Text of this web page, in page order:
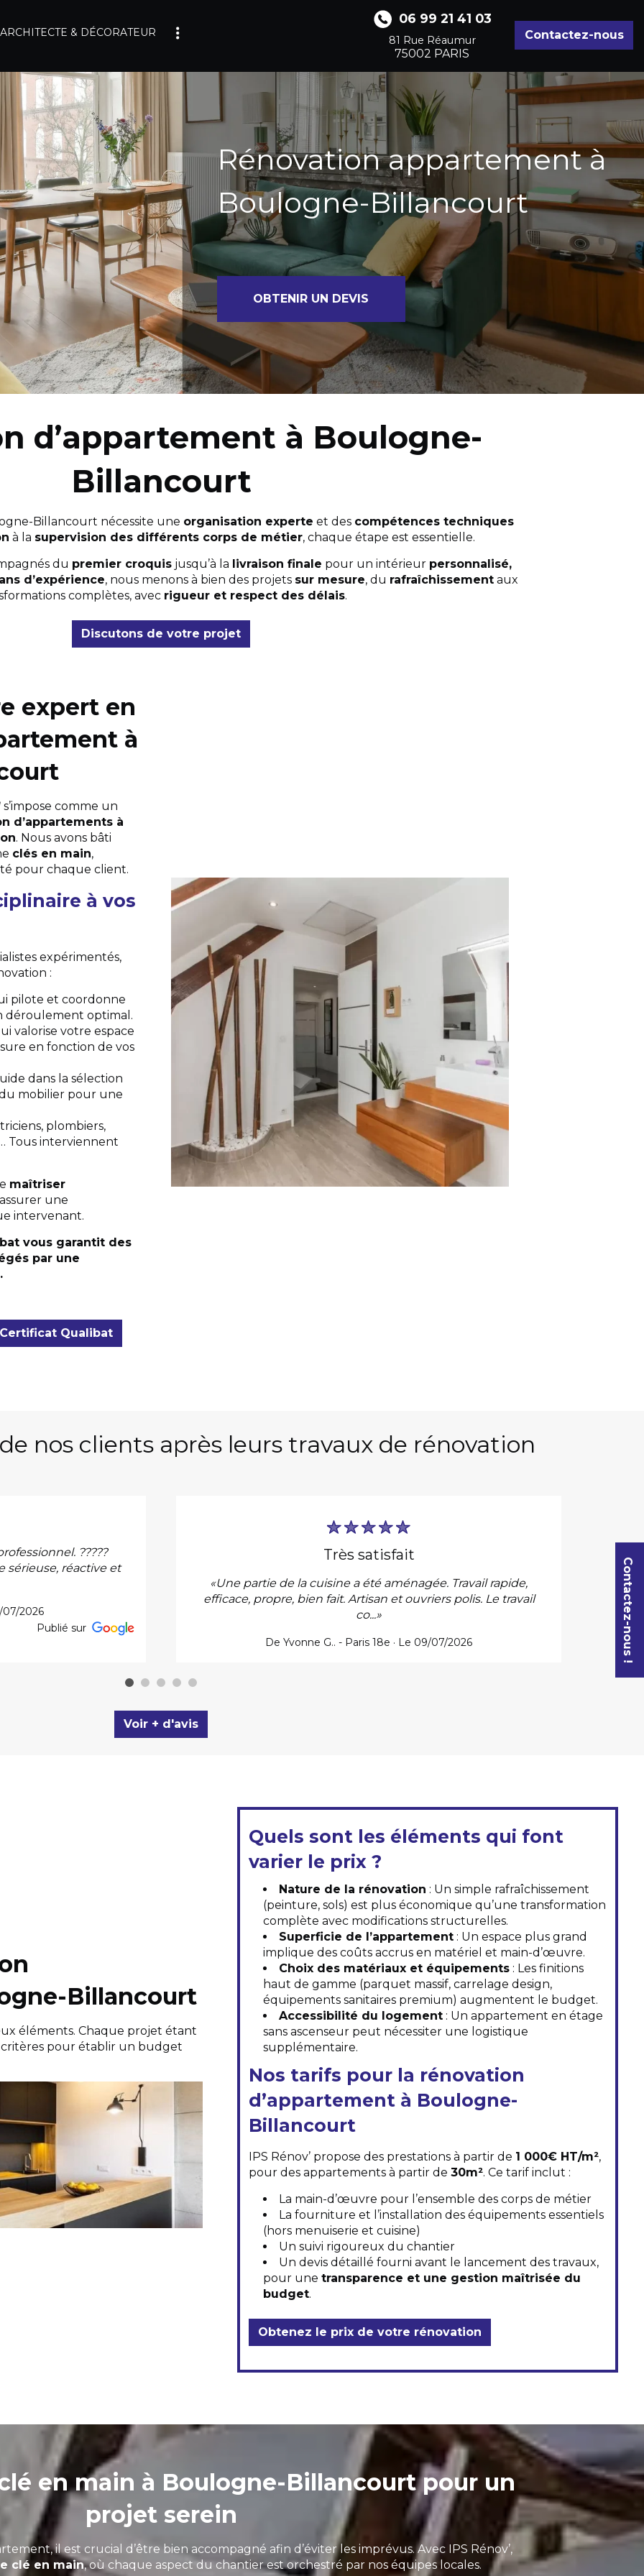
Contactez-nous
81 Rue Réaumur
75002 PARIS
06 99 21 41 03
ARCHITECTE & DÉCORATEUR
Rénovation appartement à
Boulogne-Billancourt
OBTENIR UN DEVIS
d’appartement à Boulogne-
Billancourt
Billancourt nécessite une organisation experte et des compétences techniques
à la supervision des différents corps de métier, chaque étape est essentielle.
du premier croquisjusqu’à la livraison finale pour un intérieur personnalisé,
d’expérience, nous menons à bien des projets sur mesure, du rafraîchissement aux
complètes, avec rigueur et respect des délais.
Discutons de votre projet
expert en
à
s’impose comme un
d’appartements à
. Nous avons bâti
clés en main,
pour chaque client.
à vos
expérimentés,
:
pilote et coordonne
déroulement optimal.
valorise votre espace
en fonction de vos
dans la sélection
mobilier pour une
plombiers,
Tous interviennent
maîtriser
une
intervenant.
vous garantit des
par une
Certificat Qualibat
nos clients après leurs travaux de rénovation
?????
sérieuse, réactive et
07/2026
Publié sur
très satisfait
«Une partie de la cuisine a été aménagée. Travail rapide,
efficace, propre, bien fait. Artisan et ouvriers polis. Le travail
co...»
De Yvonne G.. - Paris 18e · Le 09/07/2026
Voir + d'avis
Billancourt
éléments. Chaque projet étant
critères pour établir un budget
Quels sont les éléments qui font
varier le prix ?
Nature de la rénovation : Un simple rafraîchissement
(peinture, sols) est plus économique qu’une transformation
complète avec modifications structurelles.
Superficie de l’appartement : Un espace plus grand
implique des coûts accrus en matériel et main-d’œuvre.
Choix des matériaux et équipements : Les finitions
haut de gamme (parquet massif, carrelage design,
équipements sanitaires premium) augmentent le budget.
Accessibilité du logement : Un appartement en étage
sans ascenseur peut nécessiter une logistique
supplémentaire.
Nos tarifs pour la rénovation
d’appartement à Boulogne-
Billancourt
IPS Rénov’ propose des prestations à partir de 1 000€ HT/m²,
pour des appartements à partir de 30m². Ce tarif inclut :
La main-d’œuvre pour l’ensemble des corps de métier
La fourniture et l’installation des équipements essentiels
(hors menuiserie et cuisine)
Un suivi rigoureux du chantier
Un devis détaillé fourni avant le lancement des travaux,
pour une transparence et une gestion maîtrisée du
budget.
Obtenez le prix de votre rénovation
en main à Boulogne-Billancourt pour un
projet serein
il est crucial d’être bien accompagné afin d’éviter les imprévus. Avec IPS Rénov’,
clé en main, où chaque aspect du chantier est orchestré par nos équipes locales.